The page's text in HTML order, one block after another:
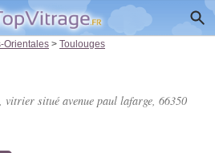
Orientales > Toulouges
vitrier situé avenue paul lafarge, 66350